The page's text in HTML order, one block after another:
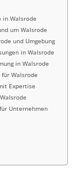
in Walsrode
um Walsrode
und Umgebung
in Walsrode
in Walsrode
Walsrode
Expertise
Unternehmen